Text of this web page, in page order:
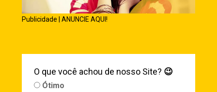
Publicidade | ANUNCIE AQUI!
O que você achou de nosso Site? 😉
Ótimo